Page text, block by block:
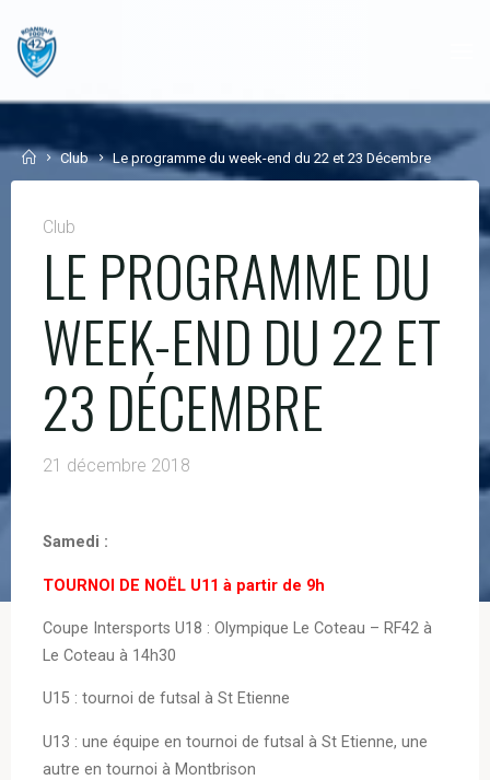
content
Home
Club Le programme du week-end du 22 et 23 Décembre
Club
LE PROGRAMME DU
WEEK-END DU 22 ET
23 DÉCEMBRE
21 décembre 2018
Samedi :
TOURNOI DE NOËL U11 à partir de 9h
Coupe Intersports U18 : Olympique Le Coteau – RF42 à
Le Coteau à 14h30
U15 : tournoi de futsal à St Etienne
U13 : une équipe en tournoi de futsal à St Etienne, une
autre en tournoi à Montbrison